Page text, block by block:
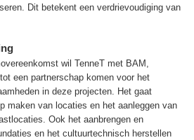
Dit betekent een verdrievoudiging van
wil TenneT met BAM,
een partnerschap komen voor het
in deze projecten. Het gaat
maken van locaties en het aanleggen van
Ook het aanbrengen en
en het cultuurtechnisch herstellen